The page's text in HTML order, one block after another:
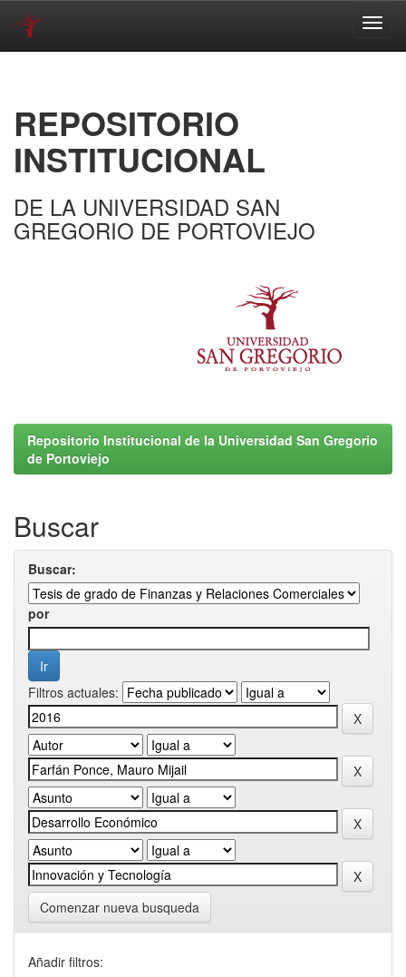
REPOSITORIO
INSTITUCIONAL
DE LA UNIVERSIDAD SAN
GREGORIO DE PORTOVIEJO
Repositorio Institucional de la Universidad San Gregorio
de Portoviejo
Buscar
Buscar:
por
Filtros actuales:
Comenzar nueva busqueda
Añadir filtros: